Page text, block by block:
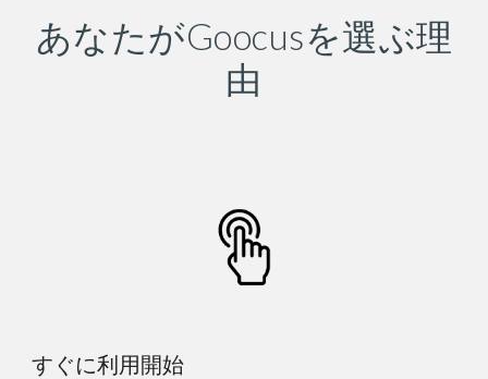
あなたがGoocusを選ぶ理
由
すぐに利用開始